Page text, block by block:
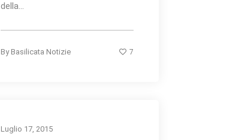
della...
By Basilicata Notizie 7
Luglio 17, 2015